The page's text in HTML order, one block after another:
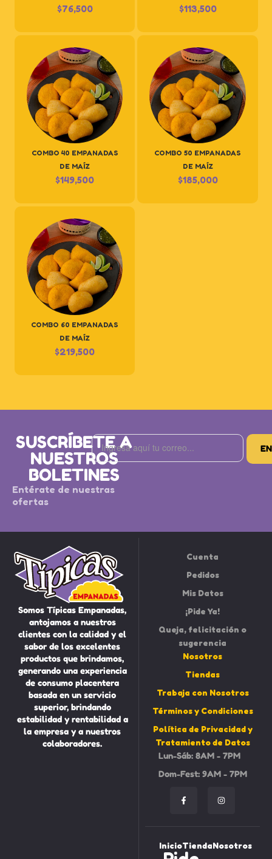
$76,500 $113,500
COMBO 40 EMPANADAS
DE MAÍZ
$149,500
COMBO 50 EMPANADAS
DE MAÍZ
$185,000
COMBO 60 EMPANADAS
DE MAÍZ
$219,500
SUSCRÍBETE A
NUESTROS
BOLETINES
Entérate de nuestras
ofertas
Somos Típicas Empanadas,
antojamos a nuestros
clientes con la calidad y el
sabor de los excelentes
productos que brindamos,
generando una experiencia
de consumo placentera
basada en un servicio
superior, brindando
estabilidad y rentabilidad a
la empresa y a nuestros
colaboradores.
Cuenta
Pedidos
Mis Datos
¡Pide Ya!
Queja, felicitación o
sugerencia
Nosotros
Tiendas
Trabaja con Nosotros
Términos y Condiciones
Política de Privacidad y
Tratamiento de Datos
Lun-Sáb: 8AM - 7PM
Dom-Fest: 9AM - 7PM
InicioTiendaNosotros